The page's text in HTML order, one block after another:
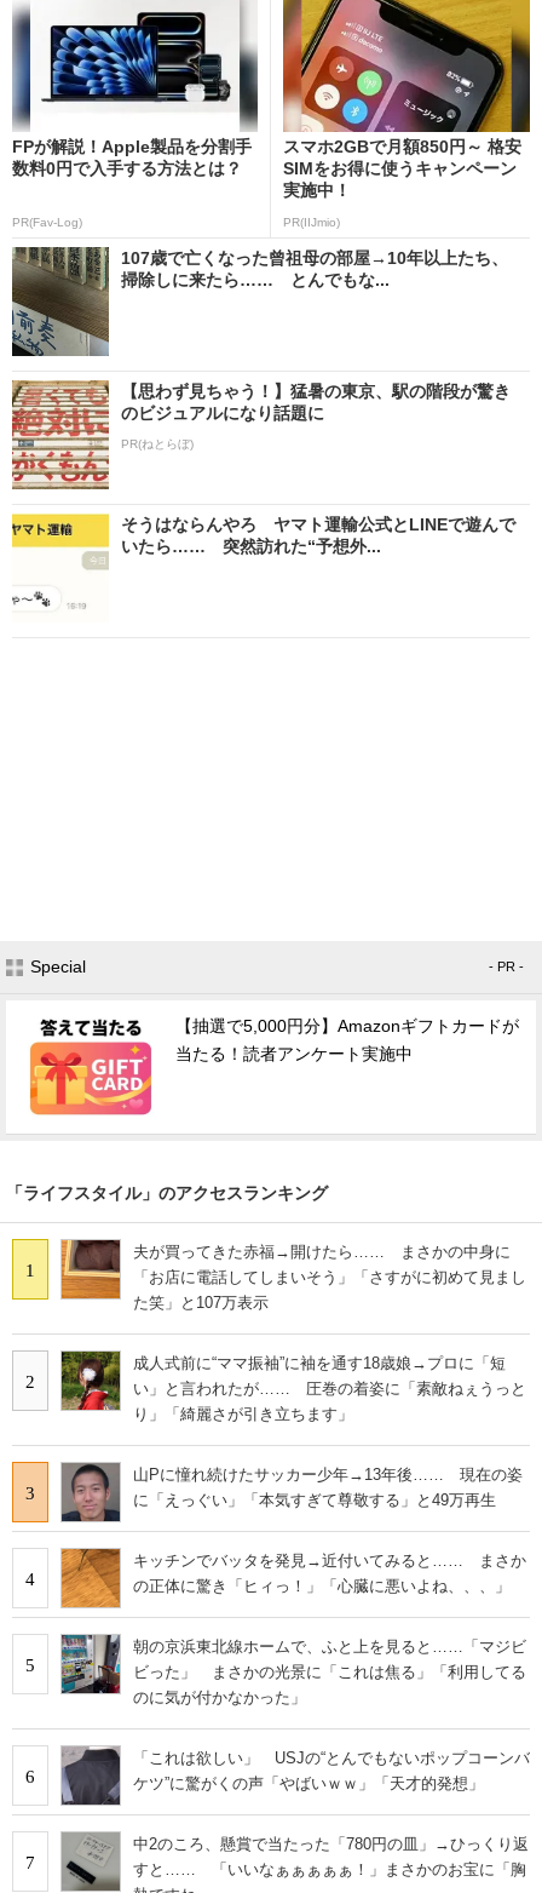
FPが解説！Apple製品を分割手
数料0円で入手する方法とは？
PR(Fav-Log)
スマホ2GBで月額850円～ 格安
SIMをお得に使うキャンペーン
実施中！
PR(IIJmio)
107歳で亡くなった曾祖母の部屋→10年以上たち、
掃除しに来たら…… とんでもな...
【思わず見ちゃう！】猛暑の東京、駅の階段が驚き
のビジュアルになり話題に
PR(ねとらぼ)
そうはならんやろ ヤマト運輸公式とLINEで遊んで
いたら…… 突然訪れた“予想外...
Special - PR -
【抽選で5,000円分】Amazonギフトカードが
当たる！読者アンケート実施中
「ライフスタイル」のアクセスランキング
1
夫が買ってきた赤福→開けたら…… まさかの中身に
「お店に電話してしまいそう」「さすがに初めて見まし
た笑」と107万表示
2
成人式前に“ママ振袖”に袖を通す18歳娘→プロに「短
い」と言われたが…… 圧巻の着姿に「素敵ねぇうっと
り」「綺麗さが引き立ちます」
3
山Pに憧れ続けたサッカー少年→13年後…… 現在の姿
に「えっぐい」「本気すぎて尊敬する」と49万再生
4
キッチンでバッタを発見→近付いてみると…… まさか
の正体に驚き「ヒィっ！」「心臓に悪いよね、、、」
5
朝の京浜東北線ホームで、ふと上を見ると……「マジビ
ビった」 まさかの光景に「これは焦る」「利用してる
のに気が付かなかった」
6
「これは欲しい」 USJの“とんでもないポップコーンバ
ケツ”に驚がくの声「やばいｗｗ」「天才的発想」
7
中2のころ、懸賞で当たった「780円の皿」→ひっくり返
すと…… 「いいなぁぁぁぁぁ！」まさかのお宝に「胸